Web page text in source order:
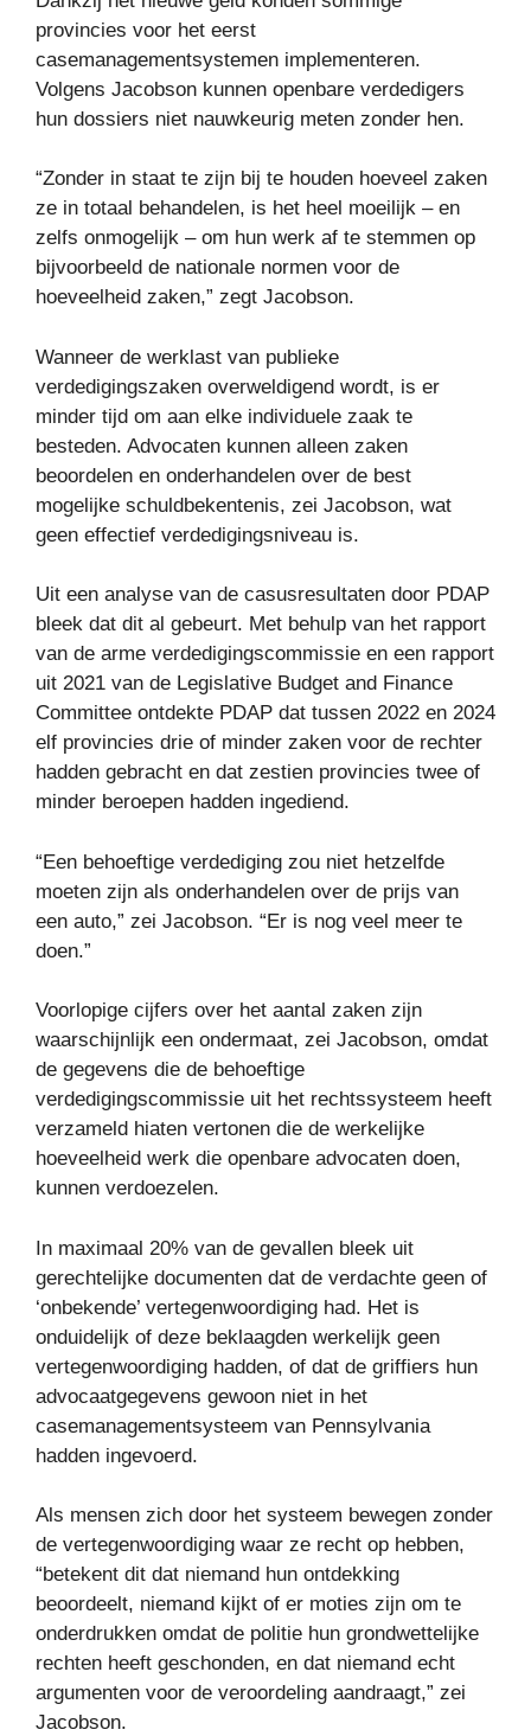
provincies voor het eerst
casemanagementsystemen implementeren.
Volgens Jacobson kunnen openbare verdedigers
hun dossiers niet nauwkeurig meten zonder hen.
“Zonder in staat te zijn bij te houden hoeveel zaken
ze in totaal behandelen, is het heel moeilijk – en
zelfs onmogelijk – om hun werk af te stemmen op
bijvoorbeeld de nationale normen voor de
hoeveelheid zaken,” zegt Jacobson.
Wanneer de werklast van publieke
verdedigingszaken overweldigend wordt, is er
minder tijd om aan elke individuele zaak te
besteden. Advocaten kunnen alleen zaken
beoordelen en onderhandelen over de best
mogelijke schuldbekentenis, zei Jacobson, wat
geen effectief verdedigingsniveau is.
Uit een analyse van de casusresultaten door PDAP
bleek dat dit al gebeurt. Met behulp van het rapport
van de arme verdedigingscommissie en een rapport
uit 2021 van de Legislative Budget and Finance
Committee ontdekte PDAP dat tussen 2022 en 2024
elf provincies drie of minder zaken voor de rechter
hadden gebracht en dat zestien provincies twee of
minder beroepen hadden ingediend.
“Een behoeftige verdediging zou niet hetzelfde
moeten zijn als onderhandelen over de prijs van
een auto,” zei Jacobson. “Er is nog veel meer te
doen.”
Voorlopige cijfers over het aantal zaken zijn
waarschijnlijk een ondermaat, zei Jacobson, omdat
de gegevens die de behoeftige
verdedigingscommissie uit het rechtssysteem heeft
verzameld hiaten vertonen die de werkelijke
hoeveelheid werk die openbare advocaten doen,
kunnen verdoezelen.
In maximaal 20% van de gevallen bleek uit
gerechtelijke documenten dat de verdachte geen of
‘onbekende’ vertegenwoordiging had. Het is
onduidelijk of deze beklaagden werkelijk geen
vertegenwoordiging hadden, of dat de griffiers hun
advocaatgegevens gewoon niet in het
casemanagementsysteem van Pennsylvania
hadden ingevoerd.
Als mensen zich door het systeem bewegen zonder
de vertegenwoordiging waar ze recht op hebben,
“betekent dit dat niemand hun ontdekking
beoordeelt, niemand kijkt of er moties zijn om te
onderdrukken omdat de politie hun grondwettelijke
rechten heeft geschonden, en dat niemand echt
argumenten voor de veroordeling aandraagt,” zei
Jacobson.